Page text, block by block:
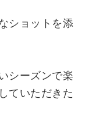
ショットを添
シーズンで楽
ていただきた